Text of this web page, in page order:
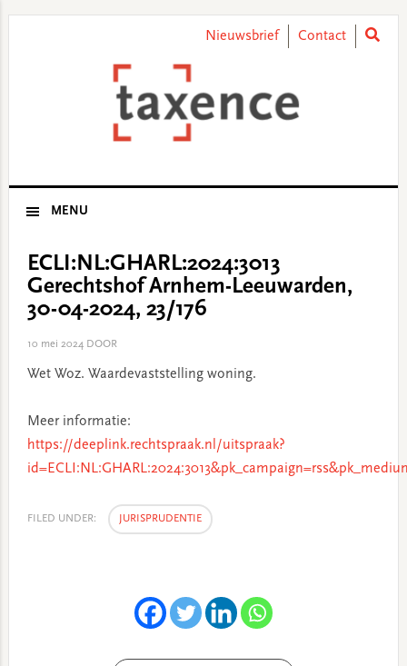
Nieuwsbrief Contact
MENU
ECLI:NL:GHARL:2024:3013
Gerechtshof Arnhem-Leeuwarden,
30-04-2024, 23/176
10 mei 2024DOOR
Wet Woz. Waardevaststelling woning.
Meer informatie:
https://deeplink.rechtspraak.nl/uitspraak?
FILED UNDER: JURISPRUDENTIE